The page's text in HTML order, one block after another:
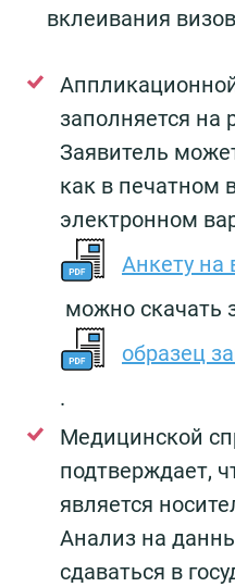
вклеивания
заполняется на
Заявитель
как в печатном
электронном
Анкету на
можно скачать
образец
.
Медицинской
подтверждает,
является
Анализ на
сдаваться в